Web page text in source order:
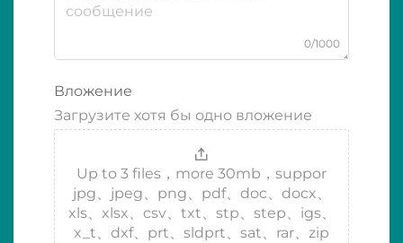
0/1000
Вложение
Загрузите хотя бы одно вложение
Up to 3 files，more 30mb，suppor
jpg、jpeg、png、pdf、doc、docx、
xls、xlsx、csv、txt、stp、step、igs、
x_t、dxf、prt、sldprt、sat、rar、zip